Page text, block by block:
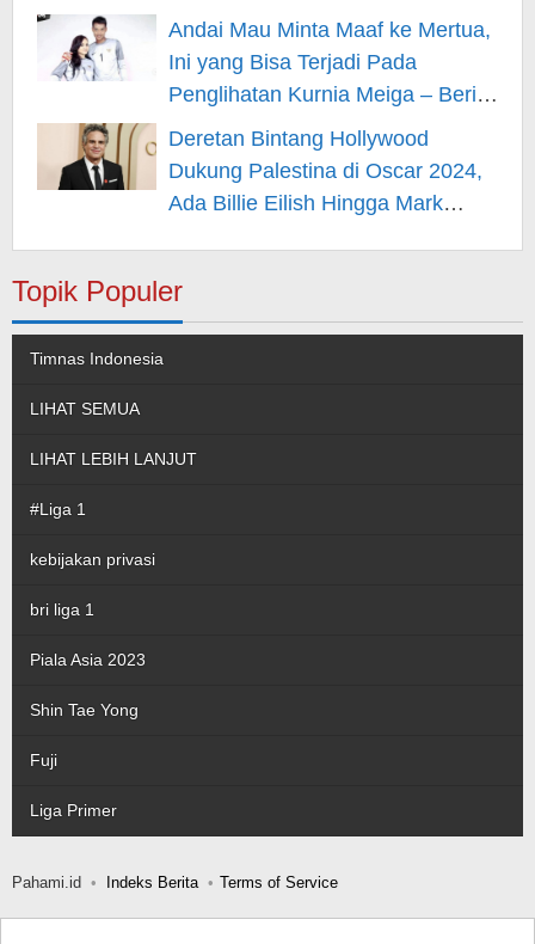
Berita Hiburan
Andai Mau Minta Maaf ke Mertua,
Ini yang Bisa Terjadi Pada
Penglihatan Kurnia Meiga – Berita
Hiburan
Deretan Bintang Hollywood
Dukung Palestina di Oscar 2024,
Ada Billie Eilish Hingga Mark
Topik Populer
Timnas Indonesia
LIHAT SEMUA
LIHAT LEBIH LANJUT
#Liga 1
kebijakan privasi
bri liga 1
Piala Asia 2023
Shin Tae Yong
Fuji
Liga Primer
Pahami.id Indeks Berita Terms of Service